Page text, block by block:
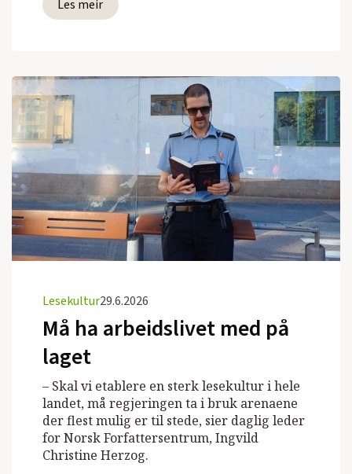
Les meir
Lesekultur29.6.2026
Må ha arbeidslivet med på
laget
– Skal vi etablere en sterk lesekultur i hele
landet, må regjeringen ta i bruk arenaene
der flest mulig er til stede, sier daglig leder
for Norsk Forfattersentrum, Ingvild
Christine Herzog.